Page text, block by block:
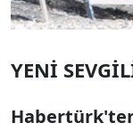
YENİ